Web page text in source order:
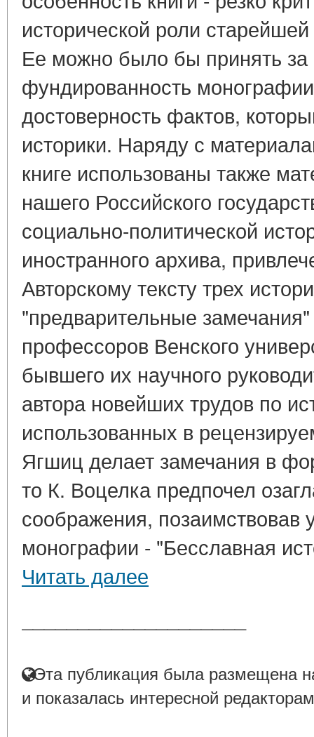
исторической роли
Ее можно было бы принять
фундированность
достоверность фактов,
историки. Наряду с
книге использованы также
нашего Российского
социально-политической
иностранного архива,
Авторскому тексту трех
"предварительные
профессоров Венского
бывшего их научного
автора новейших трудов по
использованных в
Ягшиц делает замечания в
то К. Воцелка предпочел
соображения, позаимствовав
монографии - "Бесславная
Читать далее
Эта публикация была размещена
и показалась интересной